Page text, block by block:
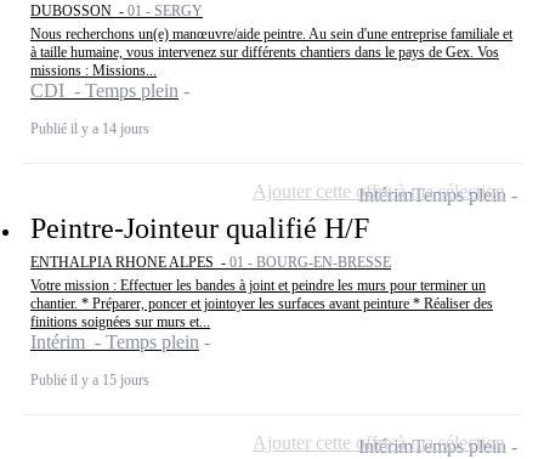
DUBOSSON - 01 - SERGY
Nous recherchons un(e) manœuvre/aide peintre. Au sein d'une entreprise familiale et
à taille humaine, vous intervenez sur différents chantiers dans le pays de Gex. Vos
missions : Missions...
CDI - Temps plein
Publié il y a 14 jours
Peintre-Jointeur qualifié H/F
ENTHALPIA RHONE ALPES - 01 - BOURG-EN-BRESSE
Votre mission : Effectuer les bandes à joint et peindre les murs pour terminer un
chantier. * Préparer, poncer et jointoyer les surfaces avant peinture * Réaliser des
finitions soignées sur murs et...
Intérim - Temps plein
Publié il y a 15 jours
IntérimTemps plein
Ajouter cette offre à ma sélection
IntérimTemps plein
Ajouter cette offre à ma sélection